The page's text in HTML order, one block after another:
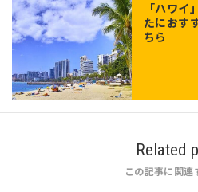
「ハワイ
たにおす
ちら
Related
この記事に関連